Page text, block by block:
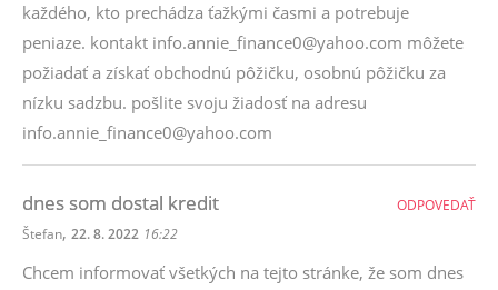
každého, kto prechádza ťažkými časmi a potrebuje
peniaze. kontakt info.annie_finance0@yahoo.com môžete
požiadať a získať obchodnú pôžičku, osobnú pôžičku za
nízku sadzbu. pošlite svoju žiadosť na adresu
info.annie_finance0@yahoo.com
dnes som dostal kredit
Štefan, 22. 8. 2022 16:22
Chcem informovať všetkých na tejto stránke, že som dnes
ODPOVEDAŤ